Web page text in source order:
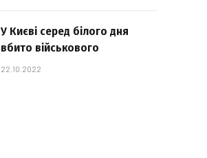
У Києві серед білого дня
вбито військового
22.10.2022